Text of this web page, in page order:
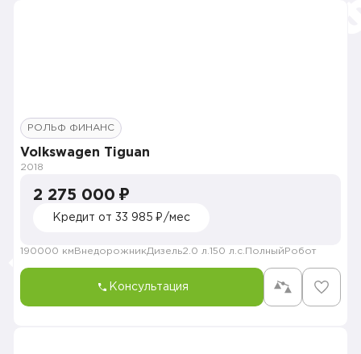
РОЛЬФ ФИНАНС
Volkswagen Tiguan
2018
2 275 000 ₽
Кредит от 33 985 ₽/мес
190000 км ВнедорожникДизель2.0 л. 150 л.с. Полный Робот
Консультация